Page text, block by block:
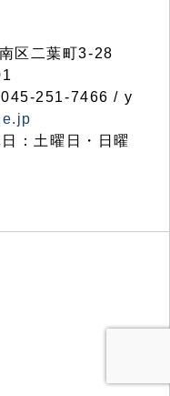
区二葉町3-28
251-7466 / y
：土曜日・日曜